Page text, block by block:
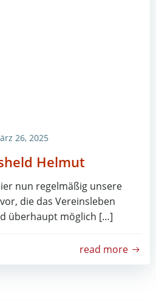
26, 2025
Helmut
nun regelmäßig unsere
die das Vereinsleben
überhaupt möglich […]
read more